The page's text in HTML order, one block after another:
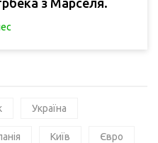
Україна
Київ Євро